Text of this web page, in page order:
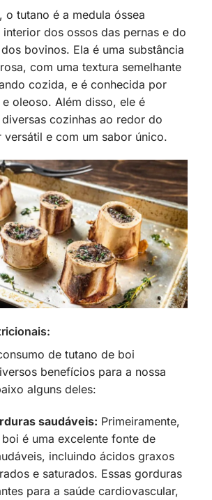
o tutano é a medula óssea
dos ossos das pernas e do
bovinos. Ela é uma substância
com uma textura semelhante
cozida, e é conhecida por
oleoso. Além disso, ele é
cozinhas ao redor do
versátil e com um sabor único.
de tutano de boi
benefícios para a nossa
alguns deles:
saudáveis: Primeiramente,
é uma excelente fonte de
incluindo ácidos graxos
e saturados. Essas gorduras
para a saúde cardiovascular,